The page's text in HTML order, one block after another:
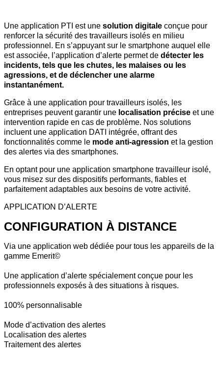
Une application PTI est une solution digitale conçue pour
renforcer la sécurité des travailleurs isolés en milieu
professionnel. En s’appuyant sur le smartphone auquel elle
est associée, l’application d’alerte permet de détecter les
incidents, tels que les chutes, les malaises ou les
agressions, et de déclencher une alarme
instantanément.
Grâce à une application pour travailleurs isolés, les
entreprises peuvent garantir une localisation précise et une
intervention rapide en cas de problème. Nos solutions
incluent une application DATI intégrée, offrant des
fonctionnalités comme le mode anti-agression et la gestion
des alertes via des smartphones.
En optant pour une application smartphone travailleur isolé,
vous misez sur des dispositifs performants, fiables et
parfaitement adaptables aux besoins de votre activité.
APPLICATION D’ALERTE
CONFIGURATION À DISTANCE
Via une application web dédiée pour tous les appareils de la
gamme Emerit©
Une application d’alerte spécialement conçue pour les
professionnels exposés à des situations à risques.
100% personnalisable
Mode d’activation des alertes
Localisation des alertes
Traitement des alertes